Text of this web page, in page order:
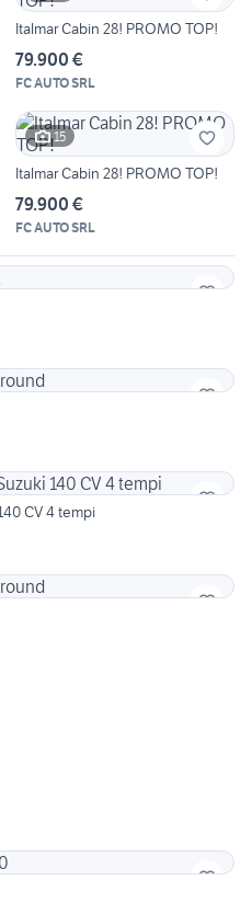
Italmar Cabin 28! PROMO TOP!
79.900 €
FC AUTO SRL
15
Italmar Cabin 28! PROMO TOP!
79.900 €
FC AUTO SRL
Gommone Bat Pacific 590 Suzuki 140 CV 4 tempi